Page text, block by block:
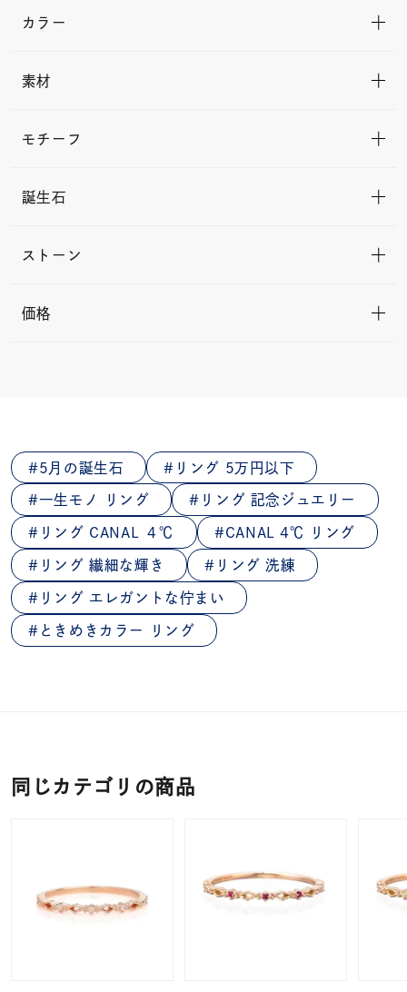
カラー
素材
モチーフ
誕生石
ストーン
価格
5月の誕生石 リング 5万円以下
一生モノ リング リング 記念ジュエリー
リング CANAL ４℃ CANAL 4℃ リング
リング 繊細な輝き リング 洗練
リング エレガントな佇まい
ときめきカラー リング
同じカテゴリの商品